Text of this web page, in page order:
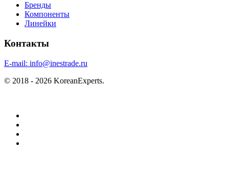
Бренды
Компоненты
Линейки
Контакты
E-mail: info@inestrade.ru
© 2018 - 2026 KoreanExperts.